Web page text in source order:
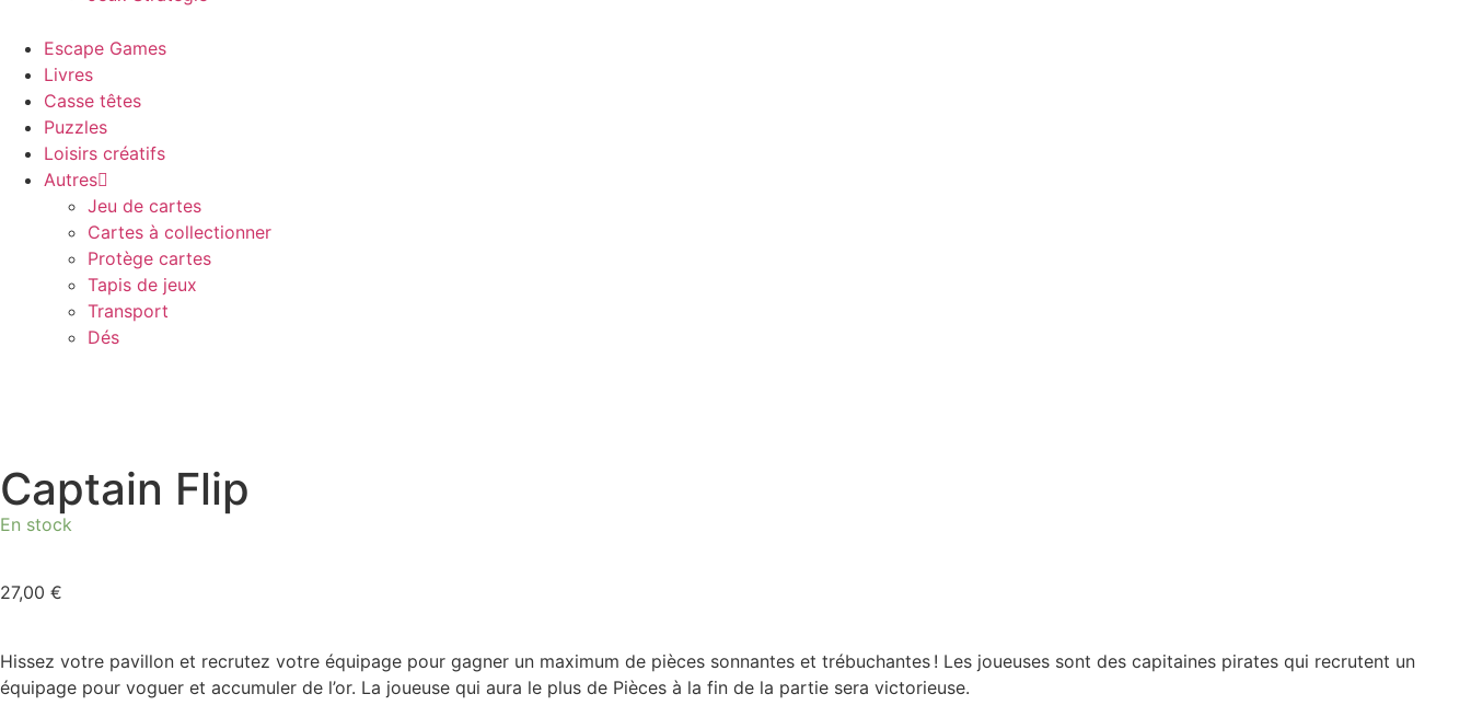
Escape Games
Livres
Casse têtes
Puzzles
Loisirs créatifs
Autres
Jeu de cartes
Cartes à collectionner
Protège cartes
Tapis de jeux
Transport
Dés
Captain Flip
En stock
27,00 €
Hissez votre pavillon et recrutez votre équipage pour gagner un maximum de pièces sonnantes et trébuchantes ! Les joueuses sont des capitaines pirates qui recrutent un
équipage pour voguer et accumuler de l’or. La joueuse qui aura le plus de Pièces à la fin de la partie sera victorieuse.